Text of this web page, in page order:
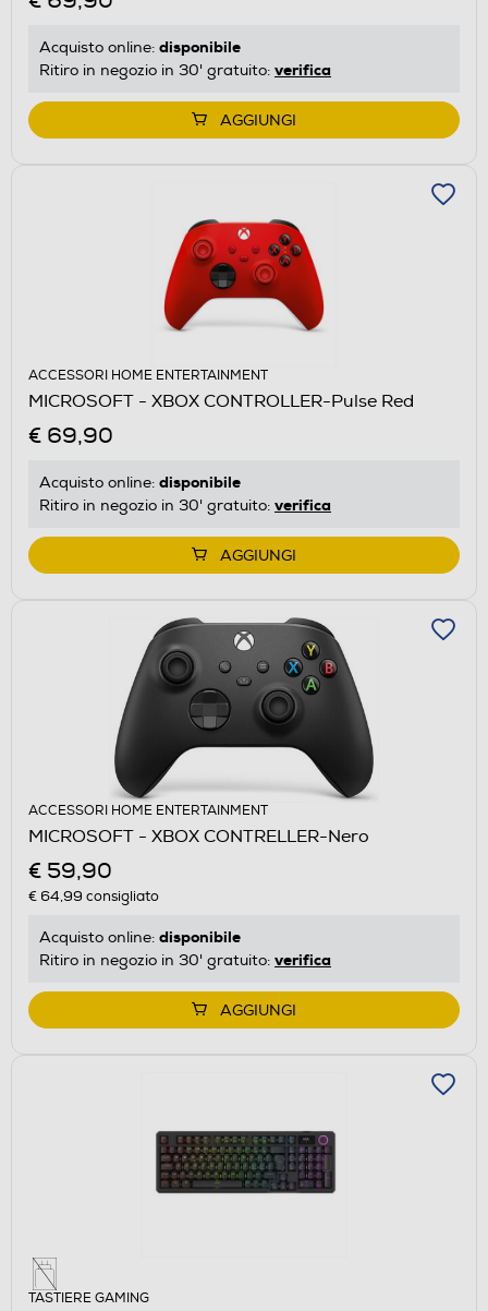
Acquisto online: disponibile
Ritiro in negozio in 30' gratuito: verifica
AGGIUNGI
ACCESSORI HOME ENTERTAINMENT
MICROSOFT - XBOX CONTROLLER-Pulse Red
€ 69,90
Acquisto online: disponibile
Ritiro in negozio in 30' gratuito: verifica
AGGIUNGI
ACCESSORI HOME ENTERTAINMENT
MICROSOFT - XBOX CONTRELLER-Nero
€ 59,90
€ 64,99 consigliato
Acquisto online: disponibile
Ritiro in negozio in 30' gratuito: verifica
AGGIUNGI
TASTIERE GAMING